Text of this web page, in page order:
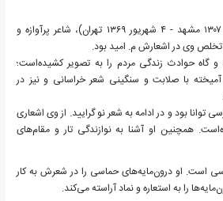
مهدی اخوان ثالث (۱۰ اسفند ۱۳۰۷ مشهد - ۴ شهریور ۱۳۶۹ تهران)، شاعر پرآوازه و
تخلص وی در اشعارش م. امید بود.
و گاه حوادث زندگی مردم را به تصویر کشیده‌است؛
با صلابت و سنگینی شعر خراسانی و نیز در
توانا بود و در ادامه به شعر نو گرایید. از وی اشعاری
همچنین او آشنا به نوازندگی تار و مقام‌های
است. او درون‌مایه‌های حماسی را در شعرش به کار
را به استعاره و نماد آراسته می‌کند.